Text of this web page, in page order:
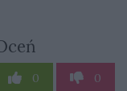
0 0